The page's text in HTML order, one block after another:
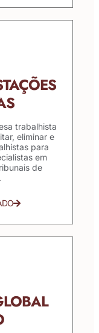
trabalhista
eliminar e
para
em
de